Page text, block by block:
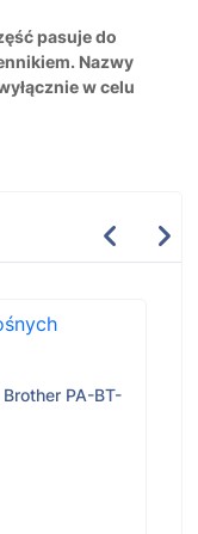
pasuje do
Nazwy
w celu
PA-BT-